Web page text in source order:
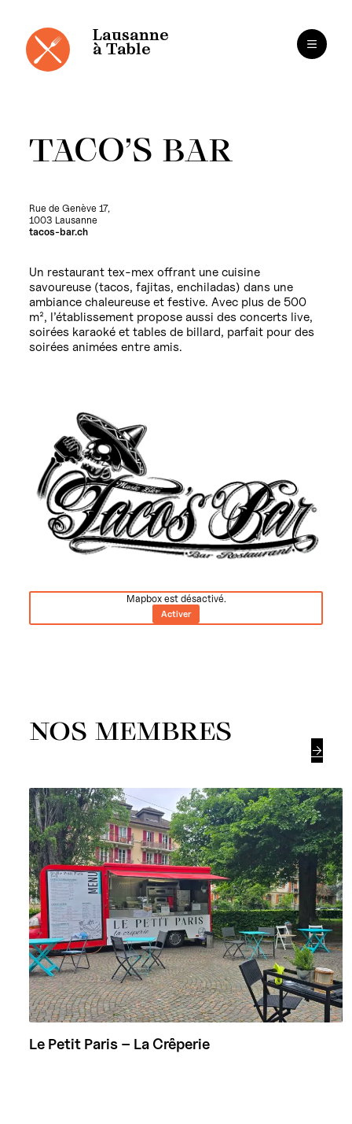
contenu
Lausanne
à Table
TACO’S BAR
Rue de Genève 17,
1003 Lausanne
tacos-bar.ch
Un restaurant tex-mex offrant une cuisine
savoureuse (tacos, fajitas, enchiladas) dans une
ambiance chaleureuse et festive. Avec plus de 500
m², l’établissement propose aussi des concerts live,
soirées karaoké et tables de billard, parfait pour des
soirées animées entre amis.
Mapbox est désactivé.
Activer
NOS MEMBRES

Le Petit Paris – La Crêperie